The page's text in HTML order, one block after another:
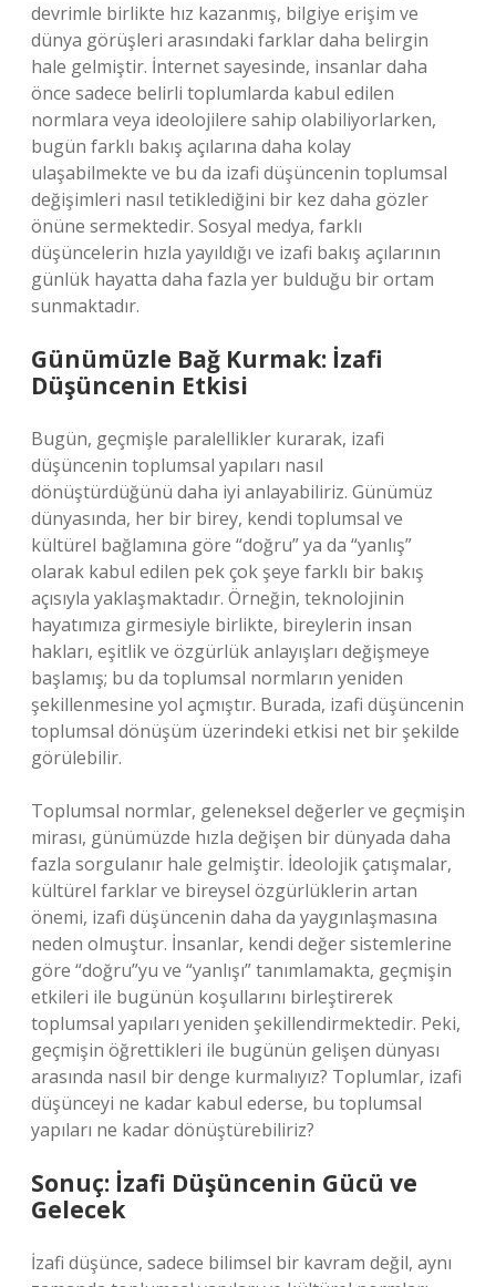
devrimle birlikte hız kazanmış, bilgiye erişim ve
dünya görüşleri arasındaki farklar daha belirgin
hale gelmiştir. İnternet sayesinde, insanlar daha
önce sadece belirli toplumlarda kabul edilen
normlara veya ideolojilere sahip olabiliyorlarken,
bugün farklı bakış açılarına daha kolay
ulaşabilmekte ve bu da izafi düşüncenin toplumsal
değişimleri nasıl tetiklediğini bir kez daha gözler
önüne sermektedir. Sosyal medya, farklı
düşüncelerin hızla yayıldığı ve izafi bakış açılarının
günlük hayatta daha fazla yer bulduğu bir ortam
sunmaktadır.
Günümüzle Bağ Kurmak: İzafi
Düşüncenin Etkisi
Bugün, geçmişle paralellikler kurarak, izafi
düşüncenin toplumsal yapıları nasıl
dönüştürdüğünü daha iyi anlayabiliriz. Günümüz
dünyasında, her bir birey, kendi toplumsal ve
kültürel bağlamına göre “doğru” ya da “yanlış”
olarak kabul edilen pek çok şeye farklı bir bakış
açısıyla yaklaşmaktadır. Örneğin, teknolojinin
hayatımıza girmesiyle birlikte, bireylerin insan
hakları, eşitlik ve özgürlük anlayışları değişmeye
başlamış; bu da toplumsal normların yeniden
şekillenmesine yol açmıştır. Burada, izafi düşüncenin
toplumsal dönüşüm üzerindeki etkisi net bir şekilde
görülebilir.
Toplumsal normlar, geleneksel değerler ve geçmişin
mirası, günümüzde hızla değişen bir dünyada daha
fazla sorgulanır hale gelmiştir. İdeolojik çatışmalar,
kültürel farklar ve bireysel özgürlüklerin artan
önemi, izafi düşüncenin daha da yaygınlaşmasına
neden olmuştur. İnsanlar, kendi değer sistemlerine
göre “doğru”yu ve “yanlışı” tanımlamakta, geçmişin
etkileri ile bugünün koşullarını birleştirerek
toplumsal yapıları yeniden şekillendirmektedir. Peki,
geçmişin öğrettikleri ile bugünün gelişen dünyası
arasında nasıl bir denge kurmalıyız? Toplumlar, izafi
düşünceyi ne kadar kabul ederse, bu toplumsal
yapıları ne kadar dönüştürebiliriz?
Sonuç: İzafi Düşüncenin Gücü ve
Gelecek
İzafi düşünce, sadece bilimsel bir kavram değil, aynı